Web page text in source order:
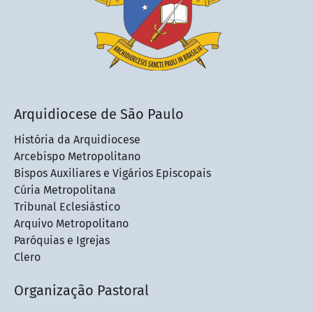
Arquidiocese de São Paulo
História da Arquidiocese
Arcebispo Metropolitano
Bispos Auxiliares e Vigários Episcopais
Cúria Metropolitana
Tribunal Eclesiástico
Arquivo Metropolitano
Paróquias e Igrejas
Clero
Organização Pastoral